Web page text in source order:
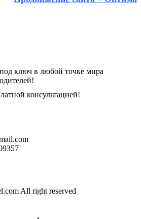
ключ в любой точке мира
консультацией!
All right reserved